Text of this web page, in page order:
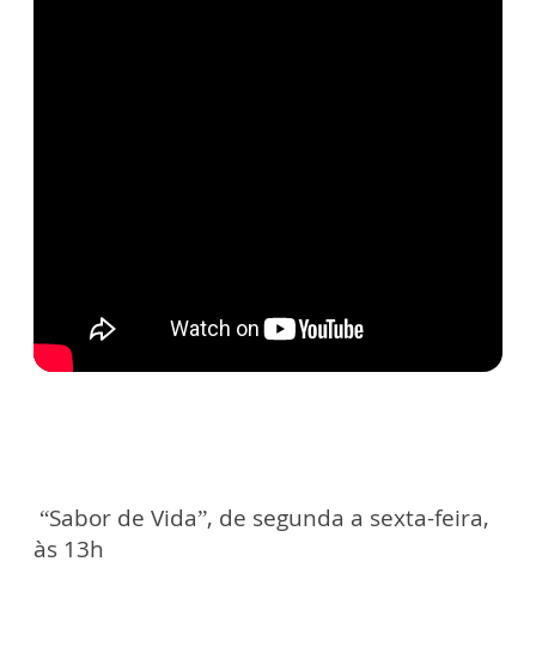
“Sabor de Vida”, de segunda a sexta-feira,
às 13h